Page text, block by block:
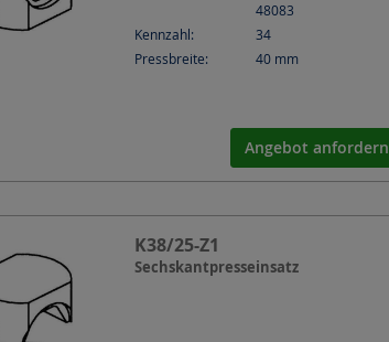
48083
Kennzahl:
34
Pressbreite:
40 mm
Angebot anfordern
K38/25-Z1
Sechskantpresseinsatz